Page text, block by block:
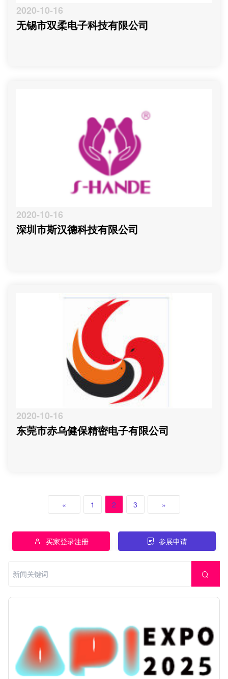
2020-10-16
无锡市双柔电子科技有限公司
2020-10-16
深圳市斯汉德科技有限公司
2020-10-16
东莞市赤乌健保精密电子有限公司
« 1 2 3 »
买家登录注册 参展申请